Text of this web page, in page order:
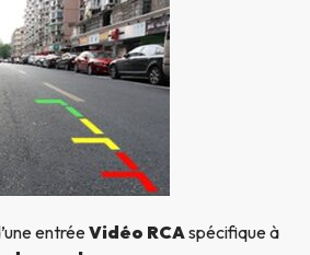
entréeVidéo RCAspécifique à